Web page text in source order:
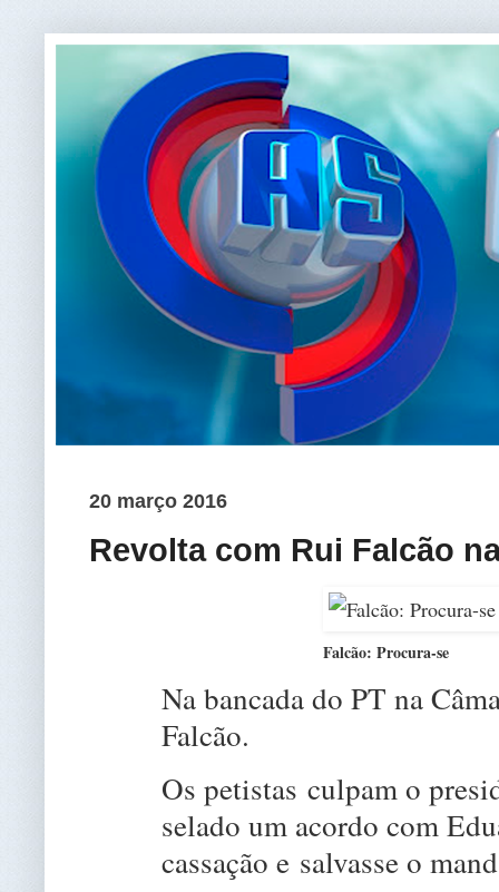
20 março 2016
Revolta com Rui Falcão
Falcão: Procura-se
Na bancada do PT na
Falcão.
Os petistas culpam o
selado um acordo com
cassação e salvasse o